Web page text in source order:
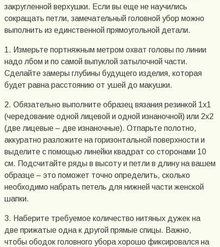
закругленной верхушки. Если вы еще не научились
сокращать петли, замечательный головной убор можно
выполнить из единственной прямоугольной детали.
1. Измерьте портняжным метром охват головы по линии
надо лбом и по самой выпуклой затылочной части.
Сделайте замеры глубины будущего изделия, которая
будет равна расстоянию от ушей до макушки.
2. Обязательно выполните образец вязания резинкой 1х1
(чередование одной лицевой и одной изнаночной) или 2х2
(две лицевые – две изнаночные). Отпарьте полотно,
аккуратно разложите на горизонтальной поверхности и
выделите с помощью линейки квадрат со сторонами 10
см. Подсчитайте ряды в высоту и петли в длину на вашем
образце – это поможет точно определить, сколько
необходимо набрать петель для нижней части женской
шапки.
3. Наберите требуемое количество нитяных дужек на
две прижатые одна к другой прямые спицы. Важно,
чтобы ободок головного убора хорошо фиксировался на